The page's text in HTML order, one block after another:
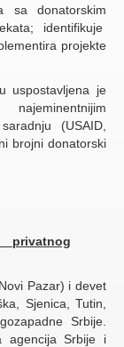
sa donatorskim
identifikuje
projekte
uspostavljena je
(USAID,
brojni donatorski
privatnog
Pazar) i devet
Sjenica, Tutin,
Srbije.
agencija Srbije i